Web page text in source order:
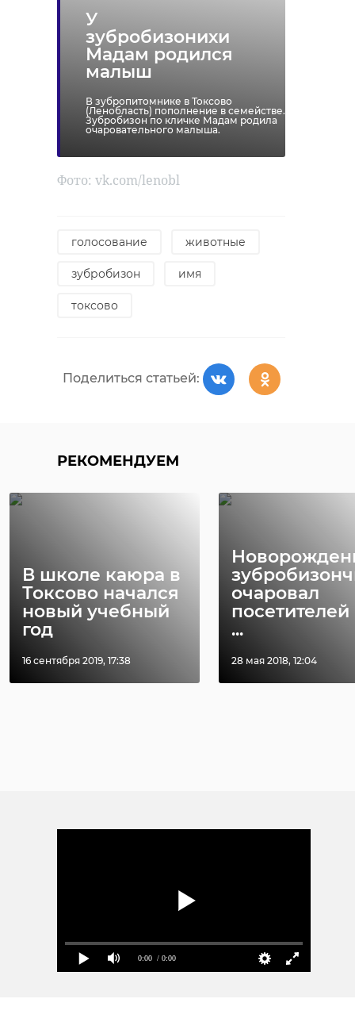
У
зубробизонихи
Мадам родился
малыш
В зубропитомнике в Токсово
(Ленобласть) пополнение в семействе.
Зубробизон по кличке Мадам родила
очаровательного малыша.
Фото: vk.com/lenobl
голосование животные
зубробизон имя
токсово
Поделиться статьей:
РЕКОМЕНДУЕМ
В школе каюра в
Токсово начался
новый учебный
год
16 сентября 2019, 17:38
очаровал
...
28 мая 2018, 12:04
0:00 / 0:00
Петербурга
восстанавливает
старинную финск
24 ноября 2020, 19:15 28 мая, 15:43